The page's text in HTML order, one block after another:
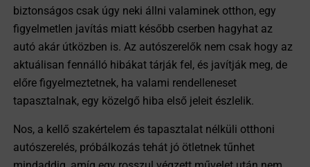
biztonságos csak úgy neki állni valaminek otthon, egy
figyelmetlen javítás miatt később cserben hagyhat az
autó akár útközben is. Az autószerelők nem csak hogy az
aktuálisan fennálló hibákat tárják fel, és javítják meg, de
előre figyelmeztetnek, ha valami rendelleneset
tapasztalnak, egy közelgő hiba első jeleit észlelik.
Nos, a kellő szakértelem és tapasztalat nélküli otthoni
autószerelés, próbálkozás tehát jó ötletnek tűnhet